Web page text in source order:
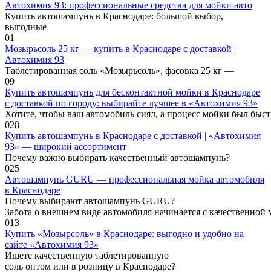
Автохимия 93: профессиональные средства для мойки авто
Купить автошампунь в Краснодаре: большой выбор,
выгодные
01
Мозырьсоль 25 кг — купить в Краснодаре с доставкой |
Автохимия 93
Таблетированная соль «Мозырьсоль», фасовка 25 кг —
09
Купить автошампунь для бесконтактной мойки в Краснодаре
с доставкой по городу: выбирайте лучшее в «Автохимия 93»
Хотите, чтобы ваш автомобиль сиял, а процесс мойки был
028
Купить автошампунь в Краснодаре с доставкой | «Автохимия
93» — широкий ассортимент
Почему важно выбирать качественный автошампунь?
025
Автошампунь GURU — профессиональная мойка автомобиля
в Краснодаре
Почему выбирают автошампунь GURU?
Забота о внешнем виде автомобиля начинается с качественной
013
Купить «Мозырсоль» в Краснодаре: выгодно и удобно на
сайте «Автохимия 93»
Ищете качественную таблетированную
соль оптом или в розницу в Краснодаре?